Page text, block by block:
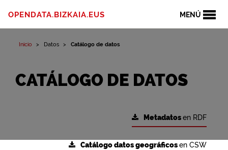
MENÚ
OPENDATA.BIZKAIA.EUS
Inicio Datos Catálogo de datos
CATÁLOGO DE DATOS
Metadatosen RDF
Catálogo datos geográficosen CSW